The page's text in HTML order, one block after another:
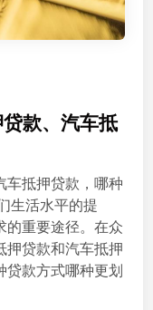
款、汽车抵
车抵押贷款，哪种
生活水平的提
的重要途径。在众
押贷款和汽车抵押
贷款方式哪种更划